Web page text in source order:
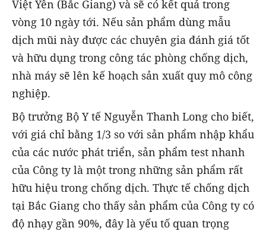
Việt Yên (Bắc Giang) và sẽ có kết quả trong
vòng 10 ngày tới. Nếu sản phẩm dùng mẫu
dịch mũi này được các chuyên gia đánh giá tốt
và hữu dụng trong công tác phòng chống dịch,
nhà máy sẽ lên kế hoạch sản xuất quy mô công
nghiệp.
Bộ trưởng Bộ Y tế Nguyễn Thanh Long cho biết,
với giá chỉ bằng 1/3 so với sản phẩm nhập khẩu
của các nước phát triển, sản phẩm test nhanh
của Công ty là một trong những sản phẩm rất
hữu hiệu trong chống dịch. Thực tế chống dịch
tại Bắc Giang cho thấy sản phẩm của Công ty có
độ nhạy gần 90%, đây là yếu tố quan trọng